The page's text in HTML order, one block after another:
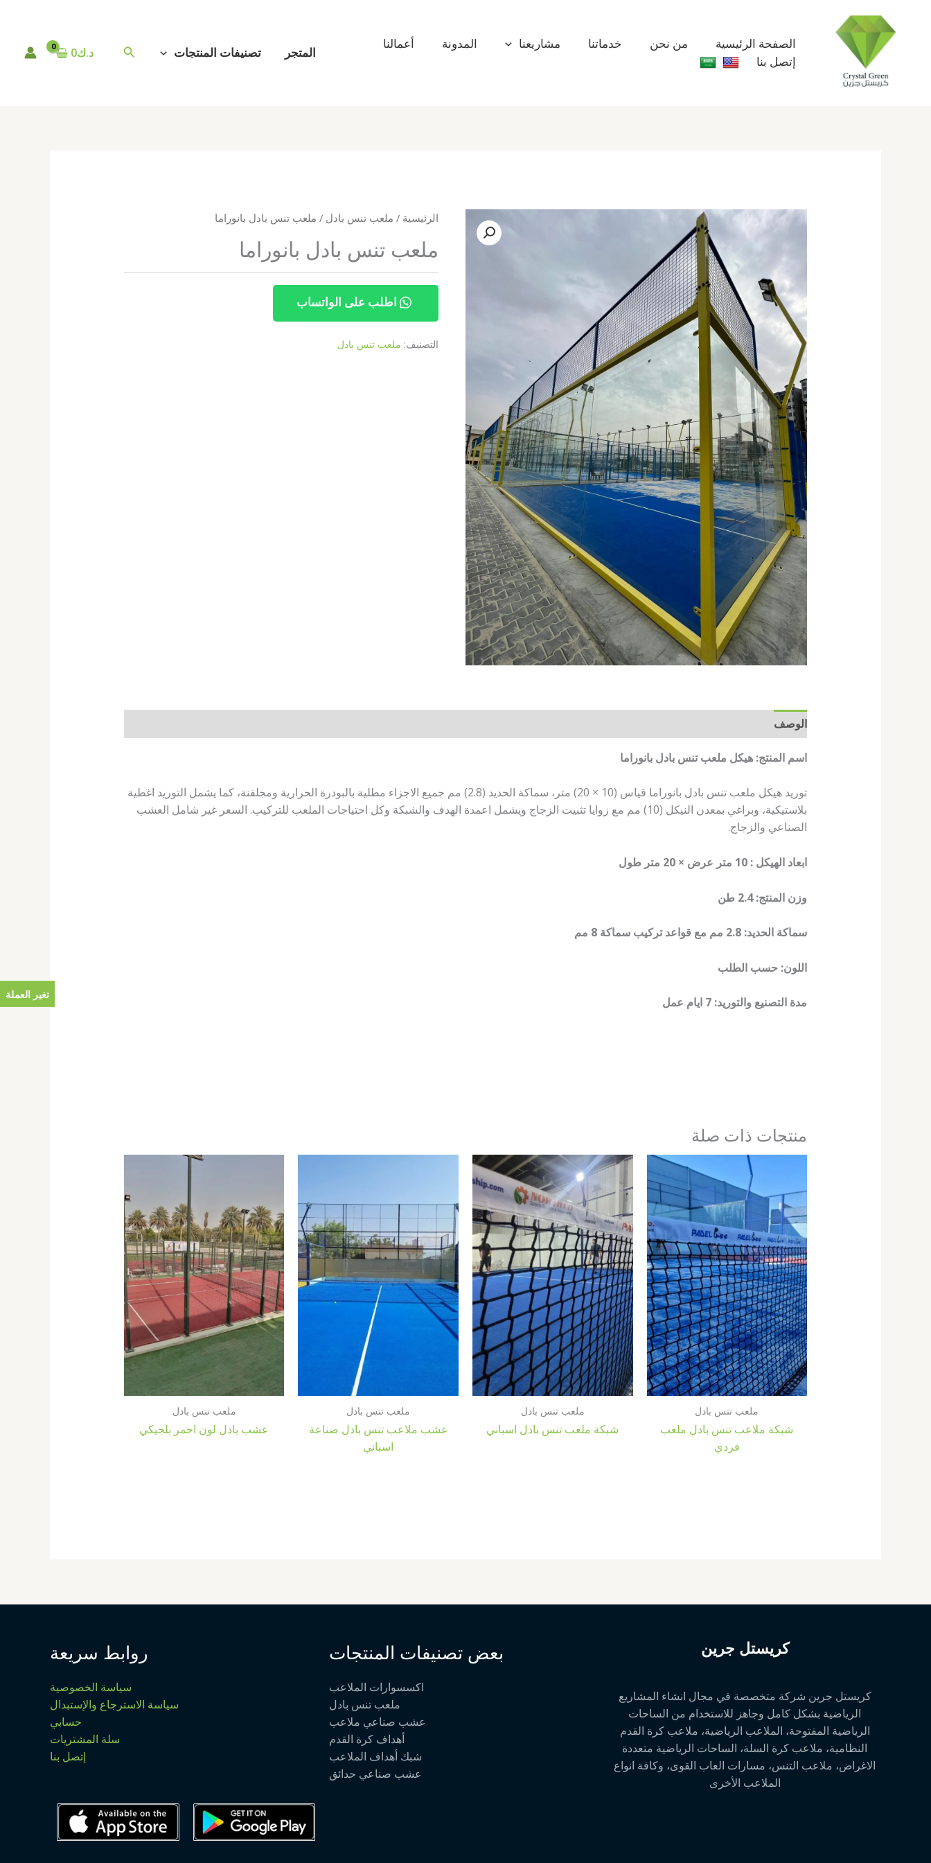
الصفحة الرئيسية من نحن خدماتنا مشاريعنا المدونة
أعمالنا
إتصل بنا
المتجر تصنيفات المنتجات البحث د.ك0
الرئيسية / ملعب تنس بادل / ملعب تنس بادل بانوراما
ملعب تنس بادل بانوراما
اطلب على الواتساب
التصنيف: ملعب تنس بادل
الوصف
اسم المنتج: هيكل ملعب تنس بادل بانوراما
توريد هيكل ملعب تنس بادل بانوراما قياس (10 × 20) متر، سماكة الحديد (2.8) مم جميع الاجزاء مطلية بالبودرة الحرارية ومجلفنة، كما يشمل التوريد اغطية
بلاستيكية، وبراغي بمعدن النيكل (10) مم مع زوايا تثبيت الزجاج ويشمل اعمدة الهدف والشبكة وكل احتياجات الملعب للتركيب. السعر غير شامل العشب
الصناعي والزجاج.
ابعاد الهيكل : 10 متر عرض × 20 متر طول
وزن المنتج: 2.4 طن
سماكة الحديد: 2.8 مم مع قواعد تركيب سماكة 8 مم
اللون: حسب الطلب
مدة التصنيع والتوريد: 7 ايام عمل
منتجات ذات صلة
ملعب تنس بادل
شبكة ملاعب تنس بادل ملعب
فردي
ملعب تنس بادل
شبكة ملعب تنس بادل اسباني
ملعب تنس بادل
عشب ملاعب تنس بادل صناعة
اسباني
ملعب تنس بادل
عشب بادل لون احمر بلجيكي
كريستل جرين
كريستل جرين شركة متخصصة في مجال انشاء المشاريع
الرياضية بشكل كامل وجاهز للاستخدام من الساحات
الرياضية المفتوحة، الملاعب الرياضية، ملاعب كرة القدم
النظامية، ملاعب كرة السلة، الساحات الرياضية متعددة
الاغراض، ملاعب التنس، مسارات العاب القوى، وكافة انواع
الملاعب الأخرى
بعض تصنيفات المنتجات
اكسسوارات الملاعب
ملعب تنس بادل
عشب صناعي ملاعب
أهداف كرة القدم
شبك أهداف الملاعب
عشب صناعي حدائق
روابط سريعة
سياسة الخصوصية
سياسة الاسترجاع والإستبدال
حسابي
سلة المشتريات
إتصل بنا
تغير العملة